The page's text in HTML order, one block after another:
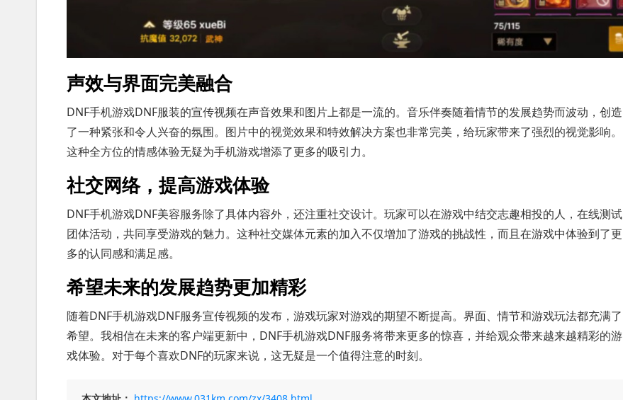
声效与界面完美融合
DNF手机游戏DNF服装的宣传视频在声音效果和图片上都是一流的。音乐伴奏随着情节的发展趋势而波动，创造
了一种紧张和令人兴奋的氛围。图片中的视觉效果和特效解决方案也非常完美，给玩家带来了强烈的视觉影响。
这种全方位的情感体验无疑为手机游戏增添了更多的吸引力。
社交网络，提高游戏体验
DNF手机游戏DNF美容服务除了具体内容外，还注重社交设计。玩家可以在游戏中结交志趣相投的人，在线测试
团体活动，共同享受游戏的魅力。这种社交媒体元素的加入不仅增加了游戏的挑战性，而且在游戏中体验到了更
多的认同感和满足感。
希望未来的发展趋势更加精彩
随着DNF手机游戏DNF服务宣传视频的发布，游戏玩家对游戏的期望不断提高。界面、情节和游戏玩法都充满了
希望。我相信在未来的客户端更新中，DNF手机游戏DNF服务将带来更多的惊喜，并给观众带来越来越精彩的游
戏体验。对于每个喜欢DNF的玩家来说，这无疑是一个值得注意的时刻。